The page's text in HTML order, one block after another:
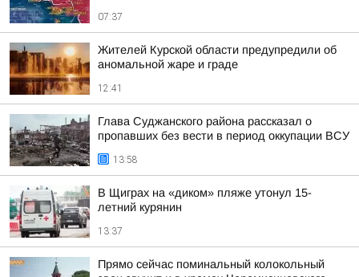
07:37
Жителей Курской области предупредили об
аномальной жаре и граде
12:41
Глава Суджанского района рассказал о
пропавших без вести в период оккупации ВСУ
13:58
В Щиграх на «диком» пляже утонул 15-
летний курянин
13:37
Прямо сейчас поминальный колокольный